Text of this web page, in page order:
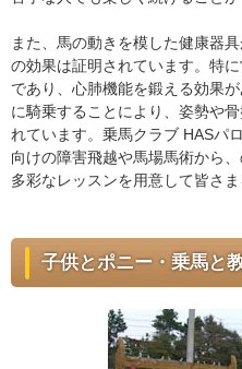
また、馬の動きを模した健康器
の効果は証明されています。特
であり、心肺機能を鍛える効果
に騎乗することにより、姿勢や
れています。乗馬クラブ HASパ
向けの障害飛越や馬場馬術から
多彩なレッスンを用意して皆さま
子供とポニー・乗馬と